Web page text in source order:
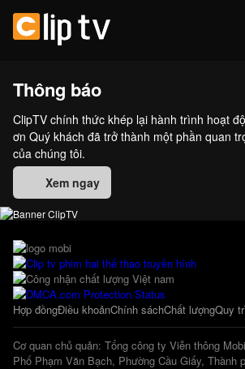
Thông báo
ClipTV chính thức khép lại hành trình hoạt
ơn Quý khách đã trở thành một phần quan
của chúng tôi.
Xem ngay
Hợp đồngĐiều khoảnChính sáchChất lượngQuy
Cơ quan chủ quản: Tổng công ty Viễn thông
Phố Phạm Văn Bạch, Phường Cầu Giấy, Thành